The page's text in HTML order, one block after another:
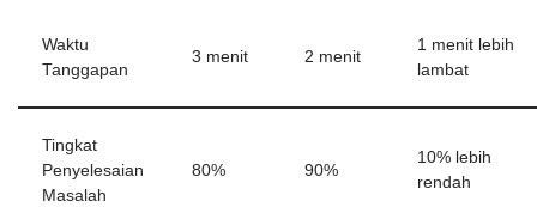
Waktu
Tanggapan
3 menit 2 menit
1 menit lebih
lambat
Tingkat
Penyelesaian
Masalah
80% 90%
10% lebih
rendah